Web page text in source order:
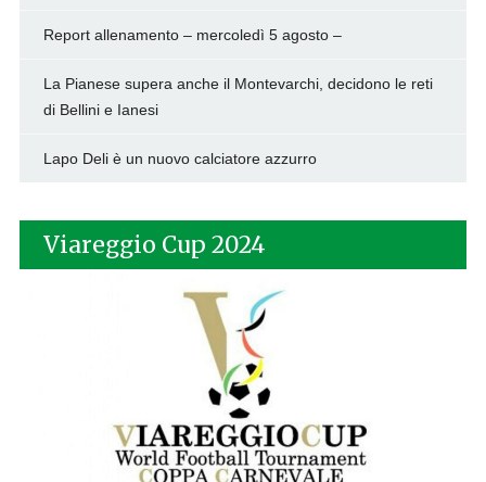
Report allenamento – mercoledì 5 agosto –
La Pianese supera anche il Montevarchi, decidono le reti
di Bellini e Ianesi
Lapo Deli è un nuovo calciatore azzurro
Viareggio Cup 2024